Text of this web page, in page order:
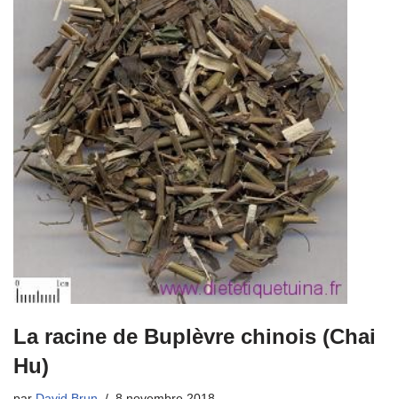
La racine de Buplèvre chinois (Chai
Hu)